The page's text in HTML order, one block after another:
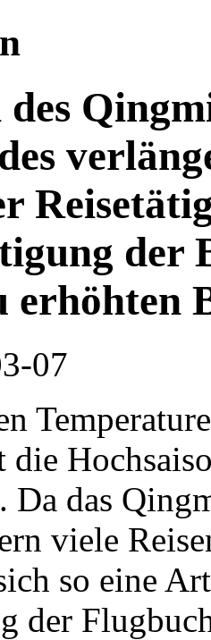
der
erhöhten
07
die
Da das
viele
so eine
der